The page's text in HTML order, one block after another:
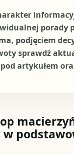
porady
podjęciem
sprawdź
artykułem